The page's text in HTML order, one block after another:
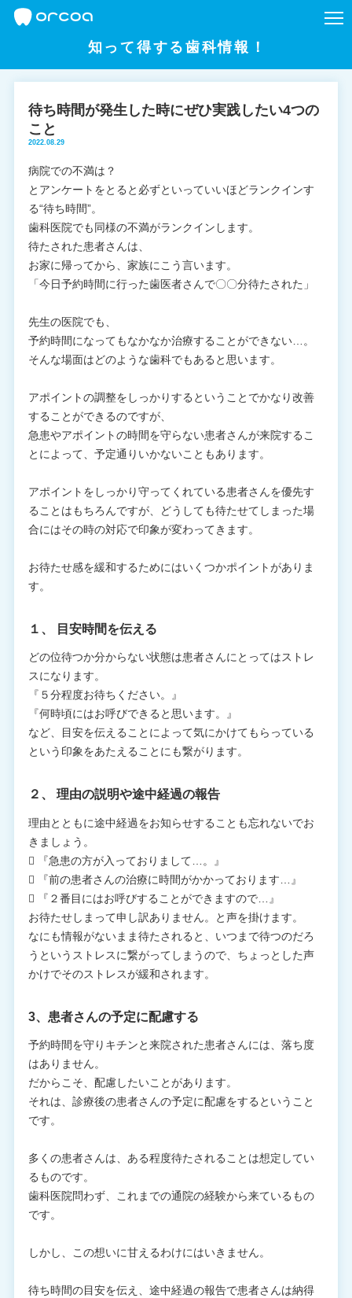
知って得する歯科情報！
待ち時間が発生した時にぜひ実践したい4つの
こと
2022.08.29
病院での不満は？
とアンケートをとると必ずといっていいほどランクインす
る“待ち時間”。
歯科医院でも同様の不満がランクインします。
待たされた患者さんは、
お家に帰ってから、家族にこう言います。
「今日予約時間に行った歯医者さんで〇〇分待たされた」
先生の医院でも、
予約時間になってもなかなか治療することができない…。
そんな場面はどのような歯科でもあると思います。
アポイントの調整をしっかりするということでかなり改善
することができるのですが、
急患やアポイントの時間を守らない患者さんが来院するこ
とによって、予定通りいかないこともあります。
アポイントをしっかり守ってくれている患者さんを優先す
ることはもちろんですが、どうしても待たせてしまった場
合にはその時の対応で印象が変わってきます。
お待たせ感を緩和するためにはいくつかポイントがありま
す。
１、 目安時間を伝える
どの位待つか分からない状態は患者さんにとってはストレ
スになります。
『５分程度お待ちください。』
『何時頃にはお呼びできると思います。』
など、目安を伝えることによって気にかけてもらっている
という印象をあたえることにも繋がります。
２、 理由の説明や途中経過の報告
理由とともに途中経過をお知らせすることも忘れないでお
きましょう。
 『急患の方が入っておりまして…。』
 『前の患者さんの治療に時間がかかっております…』
 『２番目にはお呼びすることができますので…』
お待たせしまって申し訳ありません。と声を掛けます。
なにも情報がないまま待たされると、いつまで待つのだろ
うというストレスに繋がってしまうので、ちょっとした声
かけでそのストレスが緩和されます。
3、患者さんの予定に配慮する
予約時間を守りキチンと来院された患者さんには、落ち度
はありません。
だからこそ、配慮したいことがあります。
それは、診療後の患者さんの予定に配慮をするということ
です。
多くの患者さんは、ある程度待たされることは想定してい
るものです。
歯科医院問わず、これまでの通院の経験から来ているもの
です。
しかし、この想いに甘えるわけにはいきません。
待ち時間の目安を伝え、途中経過の報告で患者さんは納得